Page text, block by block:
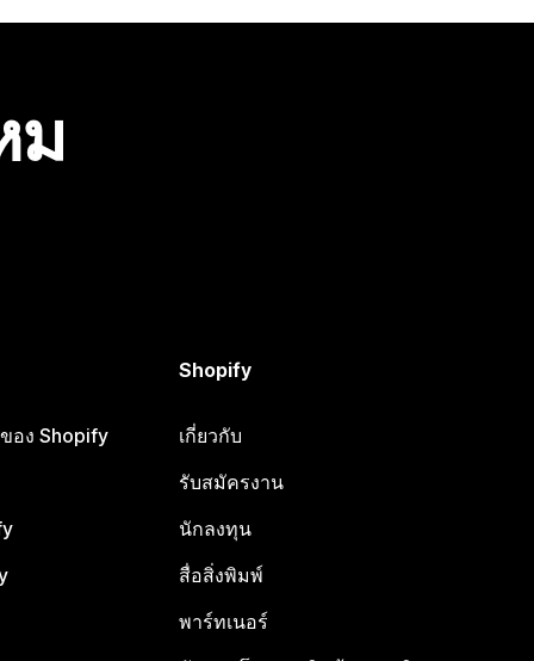
ม
อง Shopify
Shopify
เกี่ยวกับ
รับสมัครงาน
นักลงทุน
สื่อสิ่งพิมพ์
พาร์ทเนอร์